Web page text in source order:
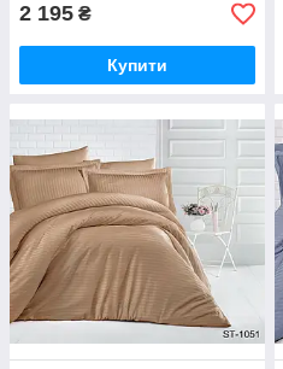
2 195 ₴
Купити